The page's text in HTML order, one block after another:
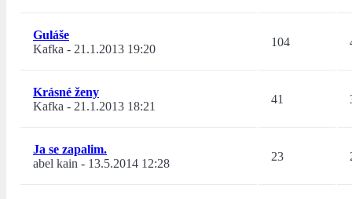
Guláše
Kafka - 21.1.2013 19:20
104
Krásné ženy
Kafka - 21.1.2013 18:21
41
Ja se zapalim.
abel kain - 13.5.2014 12:28
23